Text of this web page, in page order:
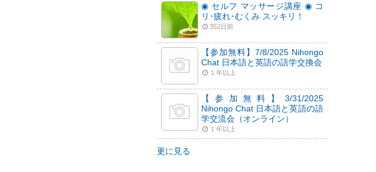
◉ セルフ マッサージ講座 ◉ コ
リ･疲れ･むくみ スッキリ！
352日前
【参加無料】7/8/2025 Nihongo
Chat 日本語と英語の語学交換会
１年以上
【参加無料】3/31/2025
Nihongo Chat 日本語と英語の語
学交流会（オンライン）
１年以上
更に見る